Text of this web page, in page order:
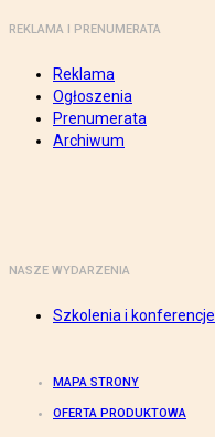
REKLAMA I PRENUMERATA
Reklama
Ogłoszenia
Prenumerata
Archiwum
NASZE WYDARZENIA
Szkolenia i konferencje
MAPA STRONY
OFERTA PRODUKTOWA